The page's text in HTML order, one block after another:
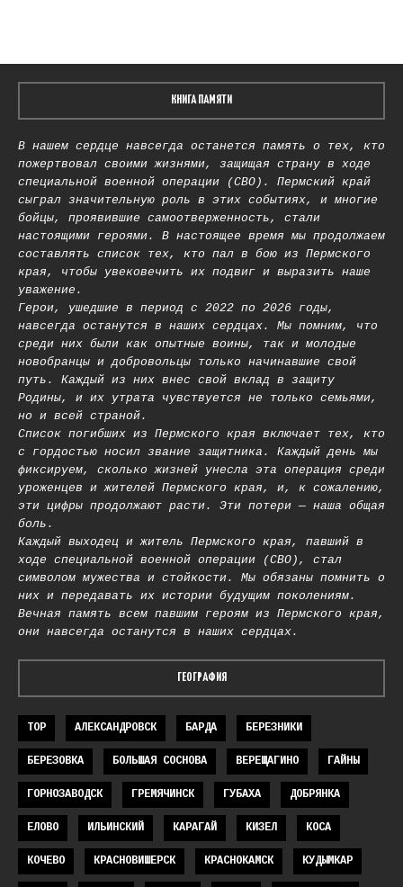
КНИГА ПАМЯТИ
В нашем сердце навсегда останется память о тех, кто
пожертвовал своими жизнями, защищая страну в ходе
специальной военной операции (СВО). Пермский край
сыграл значительную роль в этих событиях, и многие
бойцы, проявившие самоотверженность, стали
настоящими героями. В настоящее время мы продолжаем
составлять список тех, кто пал в бою из Пермского
края, чтобы увековечить их подвиг и выразить наше
уважение.
Герои, ушедшие в период с 2022 по 2026 годы,
навсегда останутся в наших сердцах. Мы помним, что
среди них были как опытные воины, так и молодые
новобранцы и добровольцы только начинавшие свой
путь. Каждый из них внес свой вклад в защиту
Родины, и их утрата чувствуется не только семьями,
но и всей страной.
Список погибших из Пермского края включает тех, кто
с гордостью носил звание защитника. Каждый день мы
фиксируем, сколько жизней унесла эта операция среди
уроженцев и жителей Пермского края, и, к сожалению,
эти цифры продолжают расти. Эти потери — наша общая
боль.
Каждый выходец и житель Пермского края, павший в
ходе специальной военной операции (СВО), стал
символом мужества и стойкости. Мы обязаны помнить о
них и передавать их истории будущим поколениям.
Вечная память всем павшим героям из Пермского края,
они навсегда останутся в наших сердцах.
ГЕОГРАФИЯ
TOP АЛЕКСАНДРОВСК БАРДА БЕРЕЗНИКИ
БЕРЕЗОВКА БОЛЬШАЯ СОСНОВА ВЕРЕЩАГИНО ГАЙНЫ
ГОРНОЗАВОДСК ГРЕМЯЧИНСК ГУБАХА ДОБРЯНКА
ЕЛОВО ИЛЬИНСКИЙ КАРАГАЙ КИЗЕЛ КОСА
КОЧЕВО КРАСНОВИШЕРСК КРАСНОКАМСК КУДЫМКАР